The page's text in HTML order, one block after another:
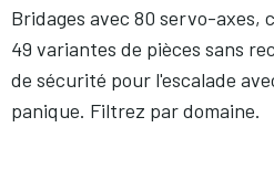
Bridages avec 80 servo-axes,
49 variantes de pièces sans
de sécurité pour l'escalade
panique. Filtrez par domaine.